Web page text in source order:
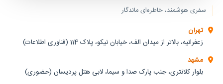
سفری هوشمند، خاطره‌ای ماندگار
تهران
زعفرانیه، بالاتر از میدان الف، خیابان نیکو، پلاک 114 (فناوری اطلاعات)
مشهد
بلوار کلانتری، جنب پارک صدا و سیما، لابی هتل پردیسان (حضوری)